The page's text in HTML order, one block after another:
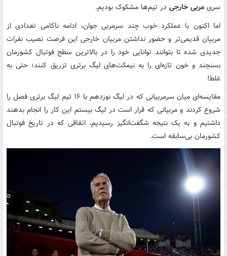
سری مربی خارجی در تیم‌ها مشکوک بودیم.
اما اکنون با عملکرد خوب چند سرمربی جوان، ادامه ناکامی تعدادی از
مربیان قدیمی‌تر و حضور نداشتن مربیان خارجی این فرصت نصیب نفرات
جدیدی شده تا بتوانند توانایی خود را در بالاترین سطح فوتبال کشورمان
بسنجند و خون تازه‌ای را به نیمکت‌های لیگ برتری تزریق کنند؛ حتی به
غلط!
مقایسه‌ای میان سرمربیانی که در لیگ نوزدهم با ۱۶ تیم لیگ برتری فصل را
شروع کردند و مربیانی که قرار است در لیگ بیستم این کار را انجام بدهند
داشتیم و به یک نتیجه شگفت‌انگیز رسیدیم. اتفاقی که در تاریخ فوتبال
کشورمان بی‌سابقه است.